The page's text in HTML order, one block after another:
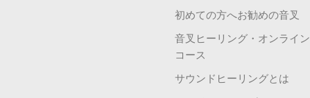
初めての方へお勧めの音叉
音叉ヒーリング・オンライン
コース
サウンドヒーリングとは